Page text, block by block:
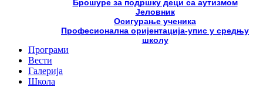
Брошуре за подршку деци са аутизмом
Јеловник
Осигурање ученика
Професионална оријентација-упис у средњу
школу
Програми
Вести
Галерија
Школа